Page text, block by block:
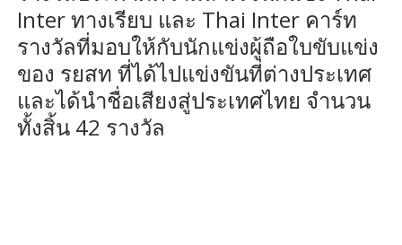
Inter ทางเรียบ และ Thai Inter คาร์ท
รางวัลที่มอบให้กับนักแข่งผู้ถือใบขับแข่ง
ของ รยสท ที่ได้ไปแข่งขันที่ต่างประเทศ
และได้นำชื่อเสียงสู่ประเทศไทย จำนวน
ทั้งสิ้น 42 รางวัล